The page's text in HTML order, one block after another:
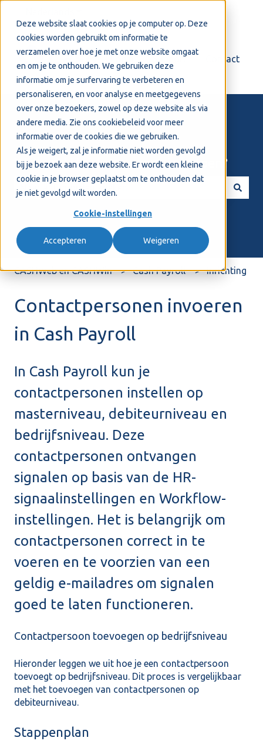
Deze website slaat cookies op je computer op. Deze
cookies worden gebruikt om informatie te
verzamelen over hoe je met onze website omgaat
en om je te onthouden. We gebruiken deze
informatie om je surfervaring te verbeteren en
personaliseren, en voor analyse en meetgegevens
over onze bezoekers, zowel op deze website als via
andere media. Zie ons cookiebeleid voor meer
informatie over de cookies die we gebruiken.
Als je weigert, zal je informatie niet worden gevolgd
bij je bezoek aan deze website. Er wordt een kleine
cookie in je browser geplaatst om te onthouden dat
je niet gevolgd wilt worden.
Cookie-instellingen
Accepteren Weigeren
Support Contact
Welkom! Hoe kunnen we je helpen?
CASHWeb en CASHWin Cash Payroll Inrichting
Contactpersonen invoeren
in Cash Payroll
In Cash Payroll kun je
contactpersonen instellen op
masterniveau, debiteurniveau en
bedrijfsniveau. Deze
contactpersonen ontvangen
signalen op basis van de HR-
signaalinstellingen en Workflow-
instellingen. Het is belangrijk om
contactpersonen correct in te
voeren en te voorzien van een
geldig e-mailadres om signalen
goed te laten functioneren.
Contactpersoon toevoegen op bedrijfsniveau
Hieronder leggen we uit hoe je een contactpersoon
toevoegt op bedrijfsniveau. Dit proces is vergelijkbaar
met het toevoegen van contactpersonen op
debiteurniveau.
Stappenplan